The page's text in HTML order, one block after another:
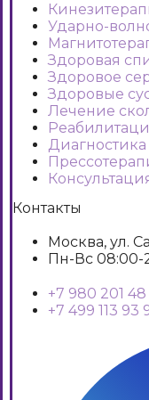
Ударно-
Здоровая
Здоровое
Здоровые
Лечение
Диагностика
Контакты
Москва, ул.
Пн-Вс 08:00-
+7 980 201
+7 499 113 93